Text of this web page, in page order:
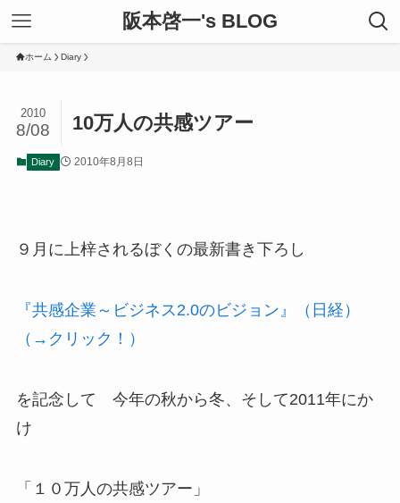
阪本啓一's BLOG
ホーム Diary
10万人の共感ツアー
2010
8/08
Diary 2010年8月8日
９月に上梓されるぼくの最新書き下ろし
『共感企業～ビジネス2.0のビジョン』（日経）
（→クリック！）
を記念して 今年の秋から冬、そして2011年にか
け
「１０万人の共感ツアー」